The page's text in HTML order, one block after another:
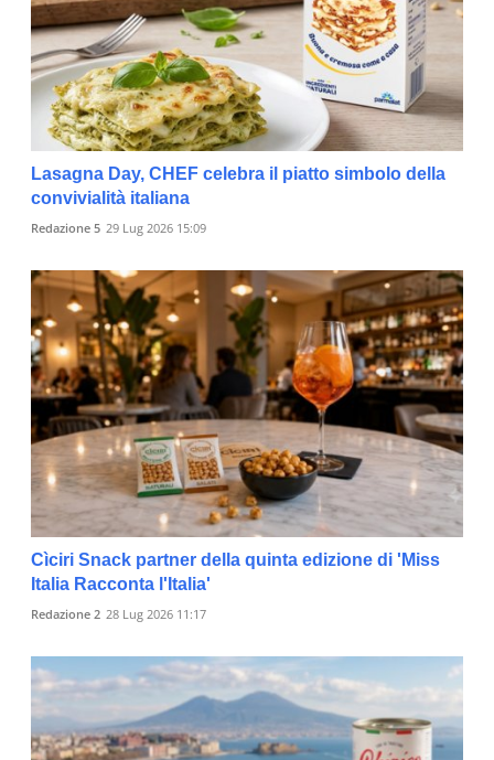
Lasagna Day, CHEF celebra il piatto simbolo della
convivialità italiana
Redazione 5 29 Lug 2026 15:09
Cìciri Snack partner della quinta edizione di 'Miss
Italia Racconta l'Italia'
Redazione 2 28 Lug 2026 11:17